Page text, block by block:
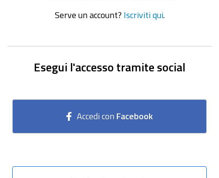
Serve un account? Iscriviti qui.
Esegui l'accesso tramite social
Accedi con Facebook